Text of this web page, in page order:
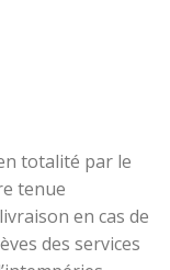
totalité par le
tenue
en cas de
des services